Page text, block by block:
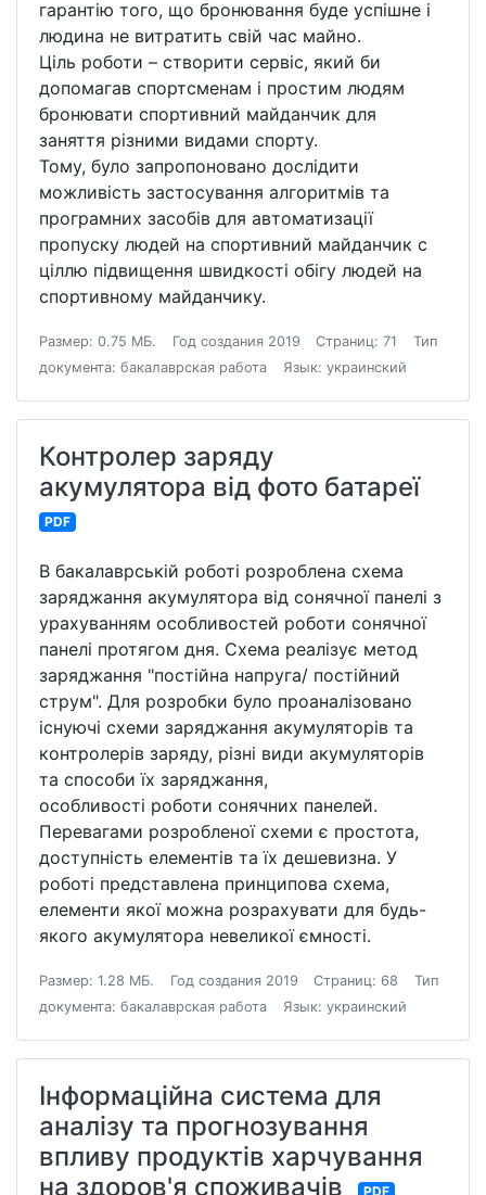
гарантію того, що бронювання буде успішне і
людина не витратить свій час майно.
Ціль роботи – створити сервіс, який би
допомагав спортсменам і простим людям
бронювати спортивний майданчик для
заняття різними видами спорту.
Тому, було запропоновано дослідити
можливість застосування алгоритмів та
програмних засобів для автоматизації
пропуску людей на спортивний майданчик с
ціллю підвищення швидкості обігу людей на
спортивному майданчику.
Размер: 0.75 МБ. Год создания 2019 Страниц: 71
Тип
документа: бакалаврская работа
Язык: украинский
Контролер заряду
акумулятора від фото батареї
PDF
В бакалаврській роботі розроблена схема
заряджання акумулятора від сонячної панелі з
урахуванням особливостей роботи сонячної
панелі протягом дня. Схема реалізує метод
заряджання "постійна напруга/ постійний
струм". Для розробки було проаналізовано
існуючі схеми заряджання акумуляторів та
контролерів заряду, різні види акумуляторів
та способи їх заряджання,
особливості роботи сонячних панелей.
Перевагами розробленої схеми є простота,
доступність елементів та їх дешевизна. У
роботі представлена принципова схема,
елементи якої можна розрахувати для будь-
якого акумулятора невеликої ємності.
Размер: 1.28 МБ. Год создания 2019 Страниц: 68
Тип
документа: бакалаврская работа
Язык: украинский
Інформаційна система для
аналізу та прогнозування
впливу продуктів харчування
на здоров'я споживачів
PDF